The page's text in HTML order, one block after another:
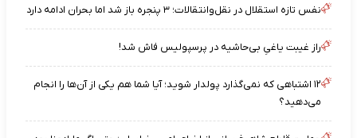
نفس تازه استقلال در نقل‌وانتقالات؛ ۳ پنجره باز شد اما بحران ادامه دارد
راز غیبت یاغیِ بی‌حاشیه در پرسپولیس فاش شد!
۱۲ اشتباهی که نمی‌گذارد پولدار شوید؛ آیا شما هم یکی از آن‌ها را انجام
می‌دهید؟